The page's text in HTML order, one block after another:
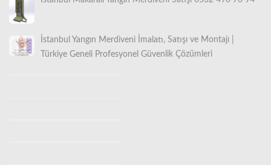
Türkiye Geneli Profesyonel Güvenlik Çözümleri